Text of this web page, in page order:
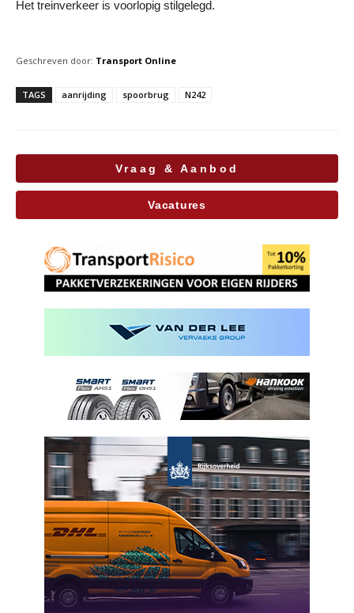
Het treinverkeer is voorlopig stilgelegd.
Geschreven door: Transport Online
TAGS aanrijding spoorbrug N242
Vraag & Aanbod
Vacatures